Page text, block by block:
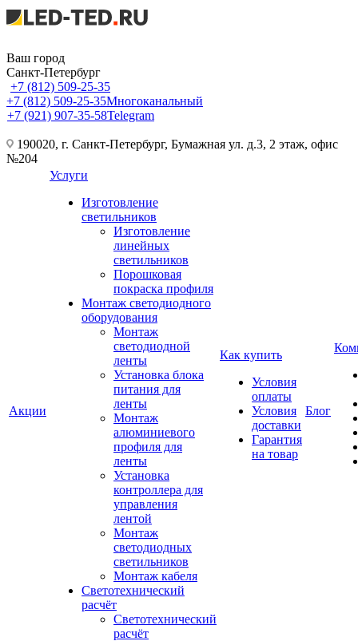
Ваш город
Санкт-Петербург
+7 (812) 509-25-35
+7 (812) 509-25-35Многоканальный
+7 (921) 907-35-58Telegram
190020, г. Санкт-Петербург, Бумажная ул. д.3, 2 этаж, офис
№204
Акции
Услуги
Изготовление
светильников
Изготовление
линейных
светильников
Порошковая
покраска профиля
Монтаж светодиодного
оборудования
Монтаж
светодиодной
ленты
Установка блока
питания для
ленты
Монтаж
алюминиевого
профиля для
ленты
Установка
контроллера для
управления
лентой
Монтаж
светодиодных
светильников
Монтаж кабеля
Светотехнический
расчёт
Светотехнический
расчёт
Как купить
Условия
оплаты
Условия
доставки
Гарантия
на товар
Блог